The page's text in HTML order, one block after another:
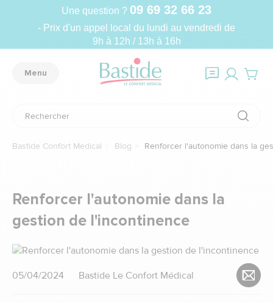
Une question ? 09 69 32 66 23
- Prix d'un appel local du lundi au vendredi de
9h à 12h / 13h à 16h
Menu
Bastide Confort Médical Blog Renforcer l'autonomie dans la
Renforcer l'autonomie dans la
gestion de l'incontinence
05/04/2024 Bastide Le Confort Médical